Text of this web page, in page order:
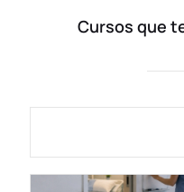
Cursos que